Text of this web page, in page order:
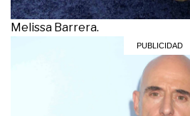
Melissa Barrera.